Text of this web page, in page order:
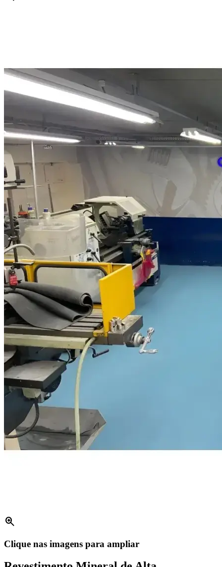
zoom_in
Clique nas imagens para ampliar